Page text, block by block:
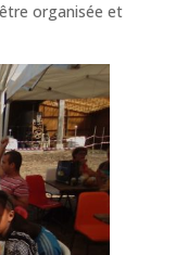
organisée et